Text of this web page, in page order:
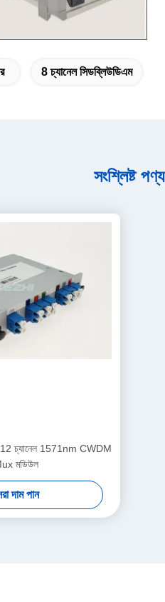
8 চ্যানেল সিডব্লিউডিএম
সংশ্লিষ্ট পণ্য
12 চ্যানেল 1571nm CWDM
মডিউল
দাম পান